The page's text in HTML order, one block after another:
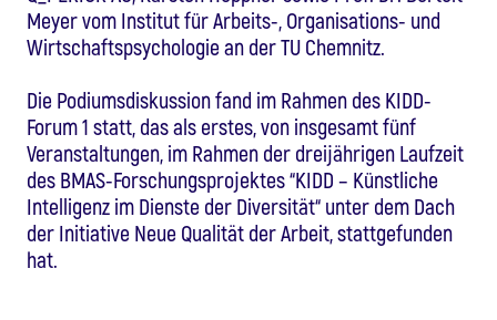
Meyer vom Institut für Arbeits-, Organisations- und
Wirtschaftspsychologie an der TU Chemnitz.
Die Podiumsdiskussion fand im Rahmen des KIDD-
Forum 1 statt, das als erstes, von insgesamt fünf
Veranstaltungen, im Rahmen der dreijährigen Laufzeit
des BMAS-Forschungsprojektes “KIDD – Künstliche
Intelligenz im Dienste der Diversität“ unter dem Dach
der Initiative Neue Qualität der Arbeit, stattgefunden
hat.